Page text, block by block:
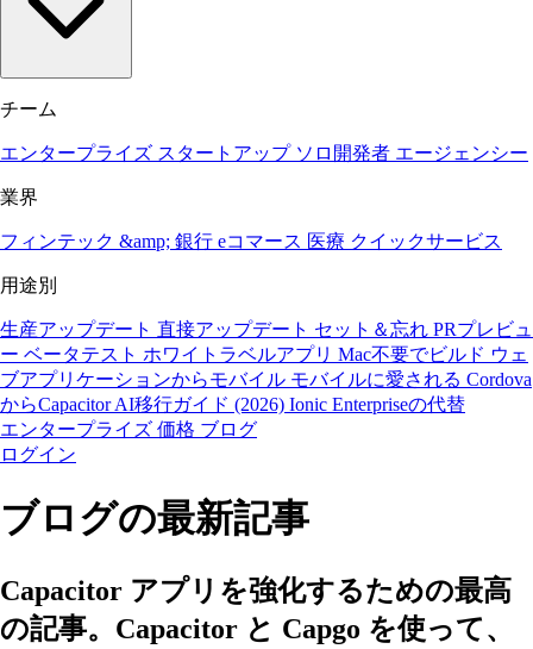
チーム
エンタープライズ スタートアップ ソロ開発者 エージェンシー
業界
フィンテック &amp; 銀行 eコマース 医療 クイックサービス
用途別
生産アップデート 直接アップデート セット＆忘れ PRプレビュ
ー ベータテスト ホワイトラベルアプリ Mac不要でビルド ウェ
ブアプリケーションからモバイル モバイルに愛される Cordova
からCapacitorAI移行ガイド (2026) Ionic Enterpriseの代替
エンタープライズ 価格 ブログ
ログイン
ブログの最新記事
Capacitor アプリを強化するための最高
の記事。Capacitor と Capgo を使って、